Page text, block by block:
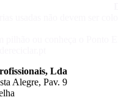
Lda
Alegre, Pav. 9